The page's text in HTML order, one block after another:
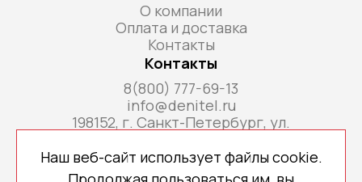
О компании
Оплата и доставка
Контакты
Контакты
8(800) 777-69-13
info@denitel.ru
198152, г. Санкт-Петербург, ул.
Н, ком. офис 213А
Наш веб-сайт использует файлы cookie.